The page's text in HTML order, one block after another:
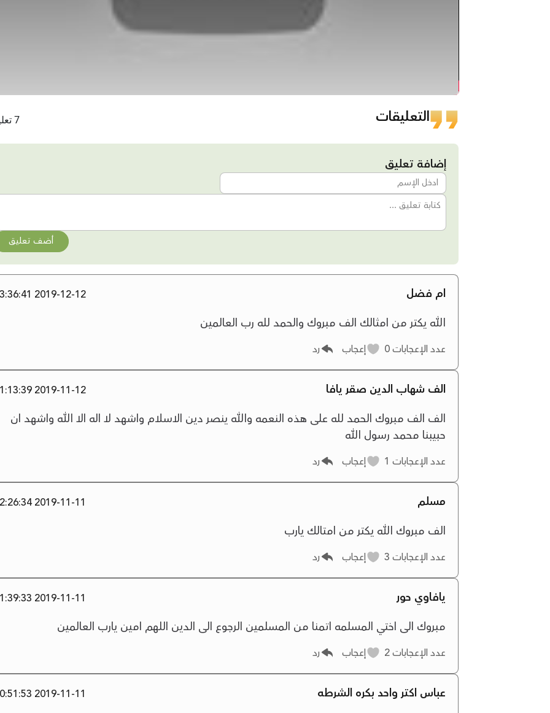
التعليقات 7 تعليقات
إضافة تعليق
أضف تعليق
ام فضل 2019-12-12 13:36:41
الله يكتر من امثالك الف مبروك والحمد لله رب العالمين
عدد الإعجابات إعجاب رد
الف شهاب الدين صقر يافا 2019-11-12 11:13:39
الف الف مبروك الحمد لله على هذه النعمه والله ينصر دين الاسلام واشهد لا اله الا الله واشهد ان
حبيبنا محمد رسول الله
عدد الإعجابات إعجاب رد
مسلم 2019-11-11 22:26:34
الف مبروك الله يكتر من امتالك يارب
عدد الإعجابات إعجاب رد
يافاوي حور 2019-11-11 21:39:33
مبروك الى اختي المسلمه اتمنا من المسلمين الرجوع الى الدين اللهم امين يارب العالمين
عدد الإعجابات إعجاب رد
عباس اكتر واحد بكره الشرطه 2019-11-11 20:51:53